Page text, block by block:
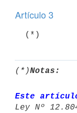
Artículo 3
  (*)
(*)Notas:
Este